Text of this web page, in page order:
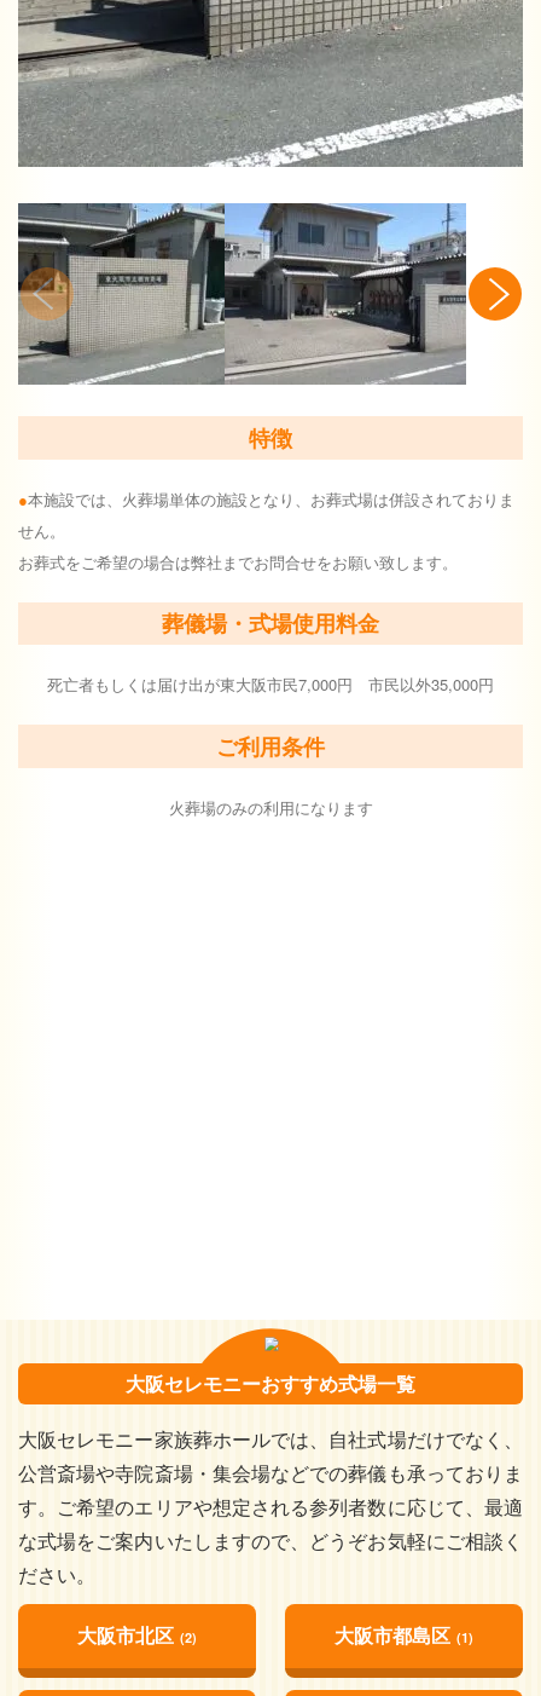
特徴
本施設では、火葬場単体の施設となり、お葬式場は併設されておりま
せん。
お葬式をご希望の場合は弊社までお問合せをお願い致します。
葬儀場・式場使用料金
死亡者もしくは届け出が東大阪市民7,000円 市民以外35,000円
ご利用条件
火葬場のみの利用になります
大阪セレモニーおすすめ式場一覧
大阪セレモニー家族葬ホールでは、自社式場だけでなく、
公営斎場や寺院斎場・集会場などでの葬儀も承っておりま
す。ご希望のエリアや想定される参列者数に応じて、最適
な式場をご案内いたしますので、どうぞお気軽にご相談く
ださい。
大阪市北区 (2) 大阪市都島区 (1)